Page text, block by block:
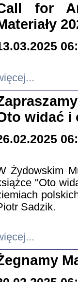
for
widać i
Żydowskim
"Oto
Sadzik.